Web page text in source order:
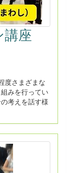
講座
度さまざまな
みを行ってい
考えを話す様